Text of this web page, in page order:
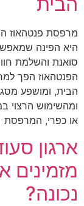
מרפסת פנטהאוז
היא הפינה
סואנת והשלמת
הפנטהאוז הפך
הבית, ומושפע
ומהשימוש הרצוי
או כפרי,
ארגון
מזמינים
נכונה?